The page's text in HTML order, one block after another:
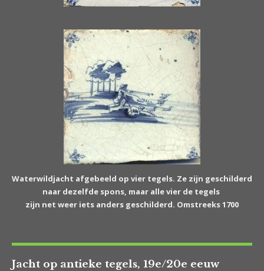
Waterwildjacht afgebeeld op vier tegels. Ze zijn geschilderd
naar dezelfde spons, maar alle vier de tegels
zijn net weer iets anders geschilderd. Omstreeks 1700
Jacht op antieke tegels, 19e/20e eeuw